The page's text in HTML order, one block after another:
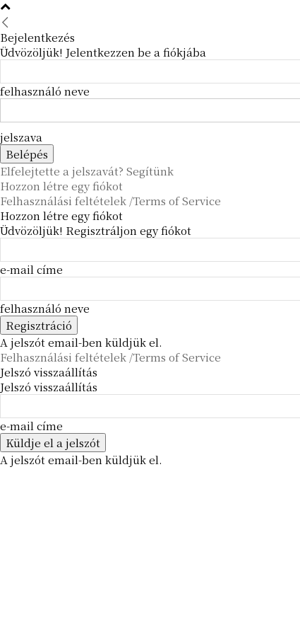
Bejelentkezés
Üdvözöljük! Jelentkezzen be a fiókjába
felhasználó neve
jelszava
Elfelejtette a jelszavát? Segítünk
Hozzon létre egy fiókot
Felhasználási feltételek /Terms of Service
Hozzon létre egy fiókot
Üdvözöljük! Regisztráljon egy fiókot
e-mail címe
felhasználó neve
A jelszót email-ben küldjük el.
Felhasználási feltételek /Terms of Service
Jelszó visszaállítás
Jelszó visszaállítás
e-mail címe
A jelszót email-ben küldjük el.